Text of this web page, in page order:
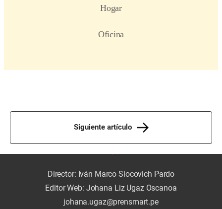
Siguiente artículo
Director: Iván Marco Slocovich Pardo
Editor Web: Johana Liz Ugaz Oscanoa
johana.ugaz@prensmart.pe